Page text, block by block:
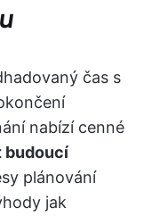
čas s
nabízí cenné
budoucí
plánování
jak